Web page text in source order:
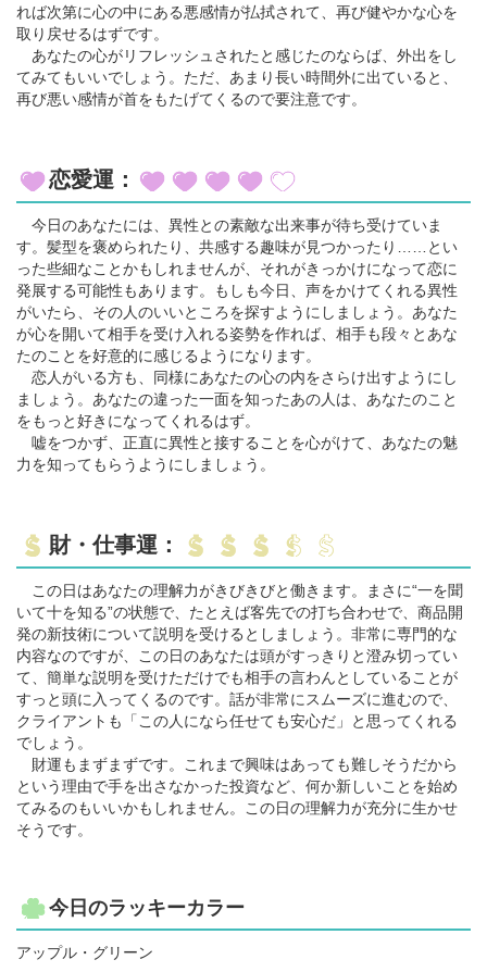
れば次第に心の中にある悪感情が払拭されて、再び健やかな心を
取り戻せるはずです。
あなたの心がリフレッシュされたと感じたのならば、外出をし
てみてもいいでしょう。ただ、あまり長い時間外に出ていると、
再び悪い感情が首をもたげてくるので要注意です。
恋愛運：
今日のあなたには、異性との素敵な出来事が待ち受けていま
す。髪型を褒められたり、共感する趣味が見つかったり……とい
った些細なことかもしれませんが、それがきっかけになって恋に
発展する可能性もあります。もしも今日、声をかけてくれる異性
がいたら、その人のいいところを探すようにしましょう。あなた
が心を開いて相手を受け入れる姿勢を作れば、相手も段々とあな
たのことを好意的に感じるようになります。
恋人がいる方も、同様にあなたの心の内をさらけ出すようにし
ましょう。あなたの違った一面を知ったあの人は、あなたのこと
をもっと好きになってくれるはず。
嘘をつかず、正直に異性と接することを心がけて、あなたの魅
力を知ってもらうようにしましょう。
財・仕事運：
この日はあなたの理解力がきびきびと働きます。まさに“一を聞
いて十を知る”の状態で、たとえば客先での打ち合わせで、商品開
発の新技術について説明を受けるとしましょう。非常に専門的な
内容なのですが、この日のあなたは頭がすっきりと澄み切ってい
て、簡単な説明を受けただけでも相手の言わんとしていることが
すっと頭に入ってくるのです。話が非常にスムーズに進むので、
クライアントも「この人になら任せても安心だ」と思ってくれる
でしょう。
財運もまずまずです。これまで興味はあっても難しそうだから
という理由で手を出さなかった投資など、何か新しいことを始め
てみるのもいいかもしれません。この日の理解力が充分に生かせ
そうです。
今日のラッキーカラー
アップル・グリーン